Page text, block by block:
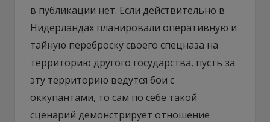
в публикации нет. Если действительно в
Нидерландах планировали оперативную и
тайную переброску своего спецназа на
территорию другого государства, пусть за
эту территорию ведутся бои с
оккупантами, то сам по себе такой
сценарий демонстрирует отношение